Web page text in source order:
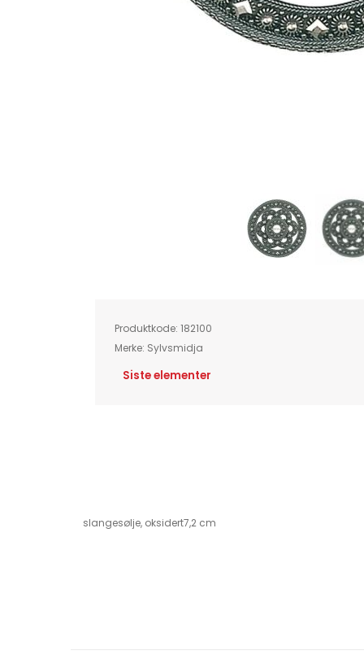
images
gallery
Produktkode: 182100
Merke: Sylvsmidja
Siste elementer
slangesølje, oksidert7,2 cm